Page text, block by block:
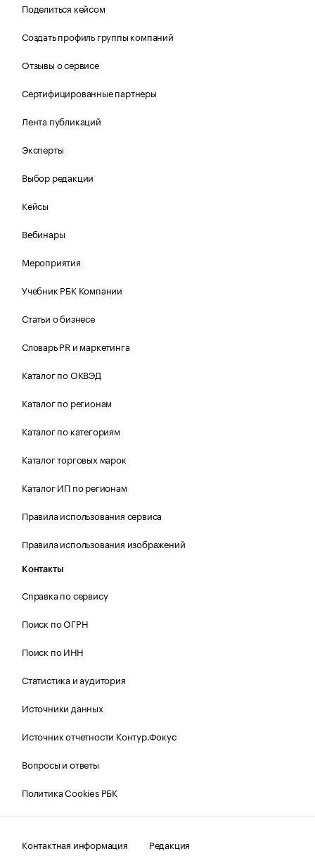
Поделиться кейсом
Создать профиль группы компаний
Отзывы о сервисе
Сертифицированные партнеры
Лента публикаций
Эксперты
Выбор редакции
Кейсы
Вебинары
Мероприятия
Учебник РБК Компании
Статьи о бизнесе
Словарь PR и маркетинга
Каталог по ОКВЭД
Каталог по регионам
Каталог по категориям
Каталог торговых марок
Каталог ИП по регионам
Правила использования сервиса
Правила использования изображений
Контакты
Справка по сервису
Поиск по ОГРН
Поиск по ИНН
Статистика и аудитория
Источники данных
Источник отчетности Контур.Фокус
Вопросы и ответы
Политика Cookies РБК
Контактная информация
Редакция